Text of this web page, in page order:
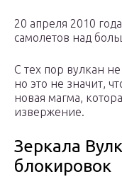
20 апреля 2010
самолетов над
С тех пор вулкан
но это не значит,
новая магма,
извержение.
Зеркала
блокировок